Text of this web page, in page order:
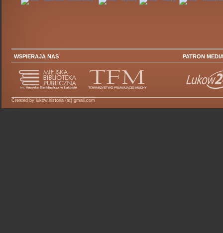
WSPIERAJĄ NAS PATRON
Created by lukow.historia (at) gmail.com